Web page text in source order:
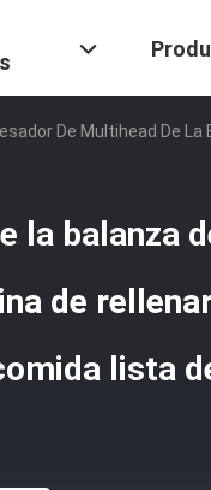
De Multihead De
la balanza
de
lista